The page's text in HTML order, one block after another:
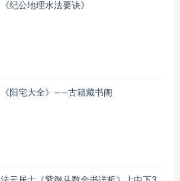
《纪公地理水法要诀》
《阳宅大全》——古籍藏书阁